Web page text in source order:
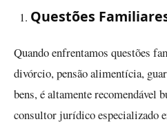
Questões
Quando enfrentamos questões
divórcio, pensão alimentícia,
bens, é altamente recomendável
consultor jurídico especializado